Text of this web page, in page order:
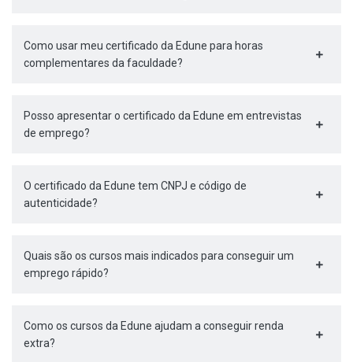
Como usar meu certificado da Edune para horas
complementares da faculdade?
Posso apresentar o certificado da Edune em entrevistas
de emprego?
O certificado da Edune tem CNPJ e código de
autenticidade?
Quais são os cursos mais indicados para conseguir um
emprego rápido?
Como os cursos da Edune ajudam a conseguir renda
extra?